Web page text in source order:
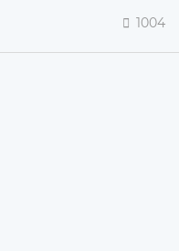
1004